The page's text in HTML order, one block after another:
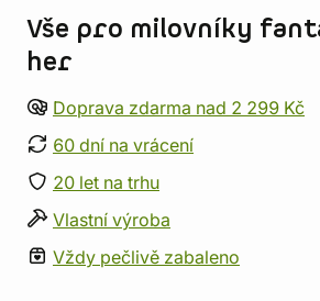
Vše pro milovníky
her
Doprava zdarma nad 2 299 Kč
60 dní na vrácení
20 let na trhu
Vlastní výroba
Vždy pečlivě zabaleno